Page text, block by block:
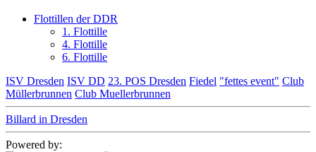
Flottillen der DDR
1. Flottille
4. Flottille
6. Flottille
ISV Dresden ISV DD 23. POS Dresden Fiedel "fettes event" Club
Müllerbrunnen Club Muellerbrunnen
Billard in Dresden
Powered by: